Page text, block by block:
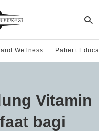
Wellness Patient
Vitamin
bagi